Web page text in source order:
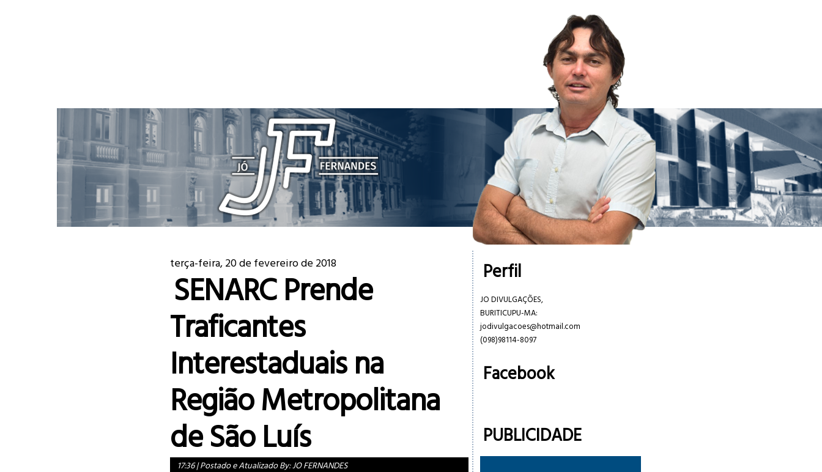
terça-feira, 20 de fevereiro de 2018
SENARC Prende
Traficantes
Interestaduais na
Região Metropolitana
de São Luís
17:36|Postado e Atualizado By:JO FERNANDES
Perfil
JO DIVULGAÇÕES,
BURITICUPU-MA:
jodivulgacoes@hotmail.com
(098)98114-8097
Facebook
PUBLICIDADE